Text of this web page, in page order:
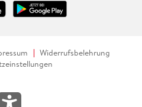
Widerrufsbelehrung